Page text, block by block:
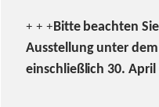
+ + +Bitte beachten
Ausstellung unter
einschließlich 30. April